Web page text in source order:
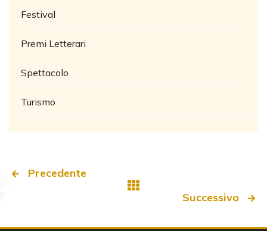
Festival
Premi Letterari
Spettacolo
Turismo
Precedente
Successivo